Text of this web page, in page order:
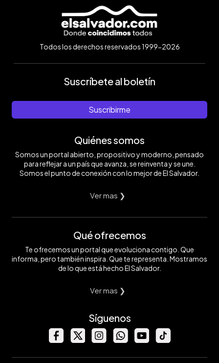
Todos los derechos reservados 1999-2026
Suscríbete al boletín
Suscribirme
Quiénes somos
Somos un portal abierto, propositivo y moderno, pensado
para reflejar a un país que avanza, se reinventa y se une.
Somos el punto de conexión con lo mejor de El Salvador.
Ver mas ❯
Qué ofrecemos
Te ofrecemos un portal que evoluciona contigo. Que
informa, pero también inspira. Que te representa. Mostramos
de lo que está hecho El Salvador.
Ver mas ❯
Síguenos